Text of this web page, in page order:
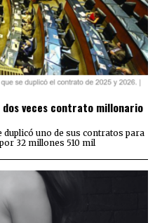
dos veces contrato millonario
duplicó uno de sus contratos para
32 millones 510 mil